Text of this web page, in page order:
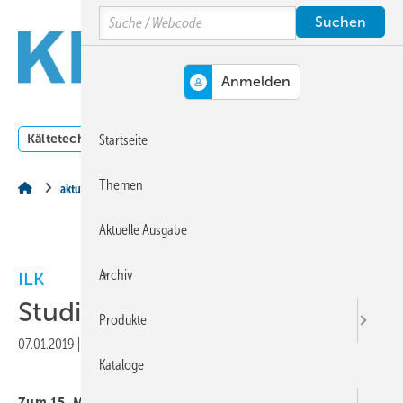
Hauptinhalt
Hauptmenü
SiteSearch
Kältetechnik Klimatechnik
aktuell
ILK
Studienpreise 2018 verliehen
07.01.2019
Search
Startseite
Themen
Aktuelle Ausgabe
Archiv
Produkte
Kataloge